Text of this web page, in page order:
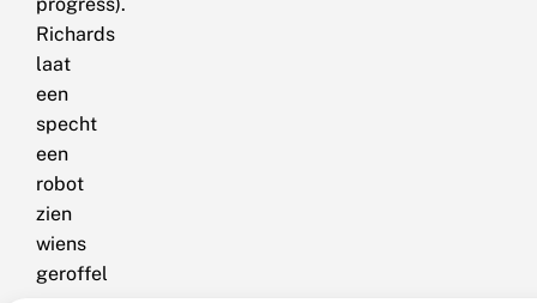
Richards
laat
een
specht
een
robot
zien
wiens
geroffel